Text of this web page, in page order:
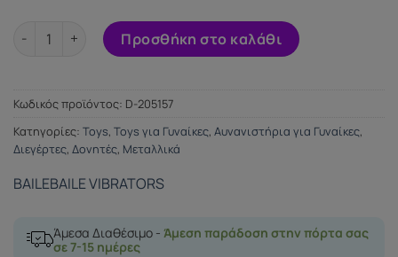
VIBRATOR MAKING A FLIYING SENSE METAL ποσότητα
Προσθήκη στο καλάθι
Κωδικός προϊόντος: D-205157
Κατηγορίες: Toys, Toys για Γυναίκες, Αυνανιστήρια για Γυναίκες,
Διεγέρτες, Δονητές, Μεταλλικά
BAILEBAILE VIBRATORS
Άμεσα Διαθέσιμο - Άμεση παράδοση στην πόρτα σας
σε 7-15 ημέρες